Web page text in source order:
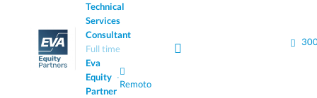
Technical
Services
Consultant
Full time
Eva
Equity
Partner
·
Remoto